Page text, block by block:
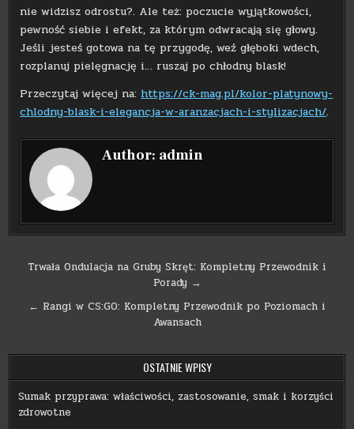
nie widzisz odrostu?. Ale też: poczucie wyjątkowości,
pewność siebie i efekt, za którym odwracają się głowy.
Jeśli jesteś gotowa na tę przygodę, weź głęboki wdech,
rozplanuj pielęgnację i… ruszaj po chłodny blask!
Przeczytaj więcej na:https://ck-mag.pl/kolor-platynowy-
chlodny-blask-i-elegancja-w-aranzacjach-i-stylizacjach/.
Author: admin
Nawigacja
Trwała Ondulacja na Gruby Skręt: Kompletny Przewodnik i
Porady →
← Rangi w CS:GO: Kompletny Przewodnik po Poziomach i
Awansach
OSTATNIE WPISY
Sumak przyprawa: właściwości, zastosowanie, smak i korzyści
zdrowotne